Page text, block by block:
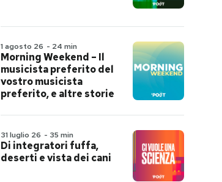
1 agosto 26 - 24 min
Morning Weekend – Il
musicista preferito del
vostro musicista
preferito, e altre storie
31 luglio 26 - 35 min
Di integratori fuffa,
deserti e vista dei cani